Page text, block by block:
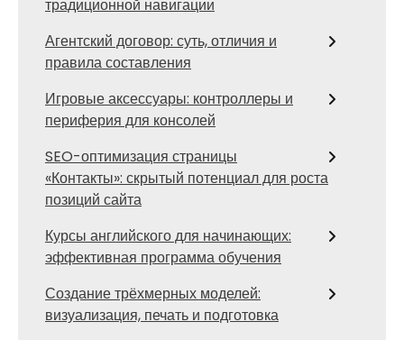
традиционной навигации
Агентский договор: суть, отличия и
правила составления
Игровые аксессуары: контроллеры и
периферия для консолей
SEO-оптимизация страницы
«Контакты»: скрытый потенциал для роста
позиций сайта
Курсы английского для начинающих:
эффективная программа обучения
Создание трёхмерных моделей:
визуализация, печать и подготовка